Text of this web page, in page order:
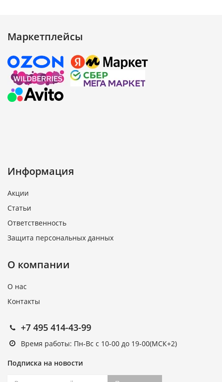
Маркетплейсы
Информация
Акции
Статьи
Ответственность
Защита персональных данных
О компании
О нас
Контакты
+7 495 414-43-99
Время работы: Пн-Вс с 10-00 до 19-00(МСК+2)
Подписка на новости